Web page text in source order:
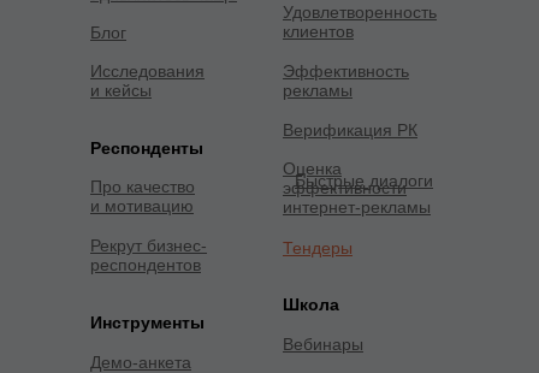
Оценка
эффективности
интернет-рекламы
Быстрые диалоги
Тендеры
Верификация РК
Удовлетворенность
клиентов
Эффективность
рекламы
Исследования
и кейсы
Блог
Школа
Респонденты
Про качество
и мотивацию
Рекрут бизнес-
респондентов
Инструменты
Демо-анкета
Вебинары